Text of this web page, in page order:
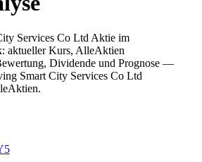
Services Co Ltd Aktie im
aktueller Kurs, AlleAktien
Dividende und Prognose —
Smart City Services Co Ltd